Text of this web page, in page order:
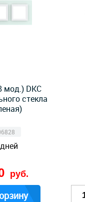
мод.) DKC
стекла
руб.